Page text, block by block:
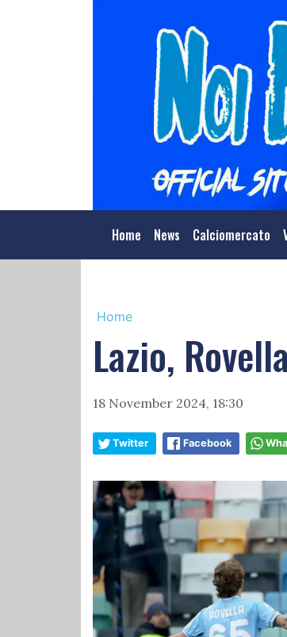
Home News Calciomercato
Home
Lazio,
18 November 2024, 18:30
Twitter Facebook